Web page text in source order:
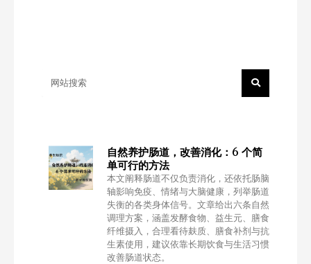
自然养护肠道，改善消化：6 个简
单可行的方法
本文阐释肠道不仅负责消化，还依托肠脑
轴影响免疫、情绪与大脑健康，列举肠道
失衡的各类身体信号。文章给出六条自然
调理方案，涵盖发酵食物、益生元、膳食
纤维摄入，合理看待麸质、膳食补剂与抗
生素使用，建议依靠长期饮食与生活习惯
改善肠道状态。